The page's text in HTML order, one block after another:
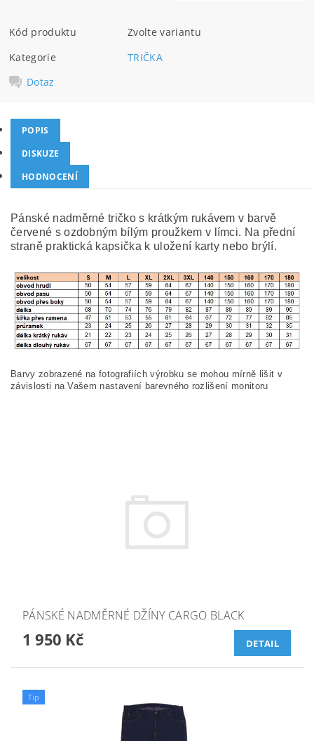
Kód produktu
Zvolte variantu
Kategorie
TRIČKA
Dotaz
POPIS
DISKUZE
HODNOCENÍ
Pánské nadměrné tričko s krátkým rukávem v barvě
červené s ozdobným bílým proužkem v límci. Na přední
straně praktická kapsička k uložení karty nebo brýlí.
Barvy zobrazené na fotografiích výrobku se mohou mírně lišit v
závislosti na Vašem nastavení barevného rozlišení monitoru
PÁNSKÉ NADMĚRNÉ DŽÍNY CARGO BLACK
1 950 Kč DETAIL
Tip